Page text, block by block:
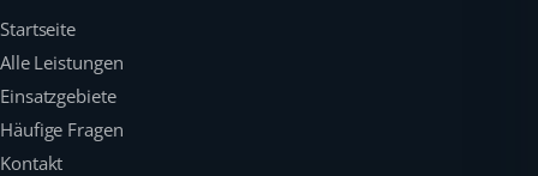
Startseite
Alle Leistungen
Einsatzgebiete
Häufige Fragen
Kontakt